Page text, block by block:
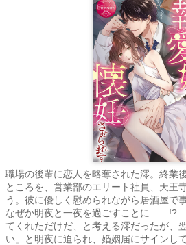
職場の後輩に恋人を略奪された澪。終業
ところを、営業部のエリート社員、天王
う。彼に優しく慰められながら居酒屋で
なぜか明夜と一夜を過ごすことに――!?
てくれただけだ、と考える澪だったが、
い」と明夜に迫られ、婚姻届にサインし